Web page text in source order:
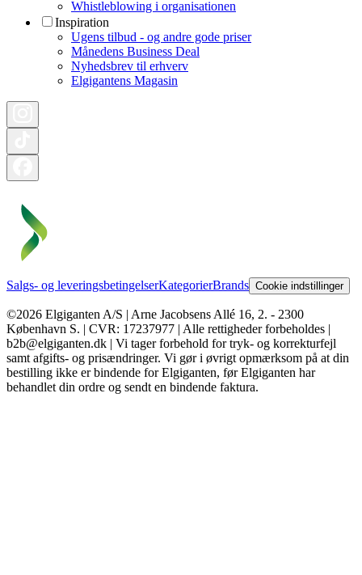
Whistleblowing i organisationen
Inspiration
Ugens tilbud - og andre gode priser
Månedens Business Deal
Nyhedsbrev til erhverv
Elgigantens Magasin
Salgs- og leveringsbetingelserKategorierBrands Cookie indstillinger
©2026 Elgiganten A/S | Arne Jacobsens Allé 16, 2. - 2300
København S. | CVR: 17237977 | Alle rettigheder forbeholdes |
b2b@elgiganten.dk | Vi tager forbehold for tryk- og korrekturfejl
samt afgifts- og prisændringer. Vi gør i øvrigt opmærksom på at din
bestilling ikke er bindende for Elgiganten, før Elgiganten har
behandlet din ordre og sendt en bindende faktura.